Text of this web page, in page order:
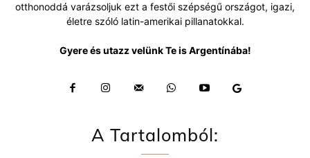
otthonoddá varázsoljuk ezt a festői szépségű országot, igazi,
életre szóló latin-amerikai pillanatokkal.
Gyere és utazz velünk Te is Argentínába!
A Tartalomból: